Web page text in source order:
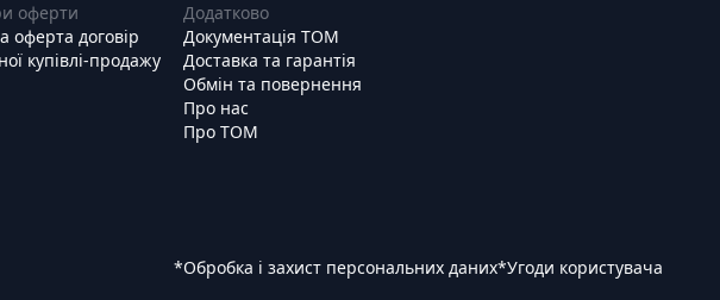
оферти
оферта договір
купівлі-продажу
Додатково
Документація ТОМ
Доставка та гарантія
Обмін та повернення
Про нас
Про ТОМ
*Обробка і захист персональних даних*Угоди користувача